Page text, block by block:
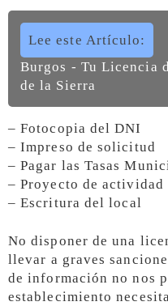
Lee este Artículo:
Burgos - Tu Licencia
de la Sierra
– Fotocopia del DNI
– Impreso de solicitud
– Pagar las Tasas
– Proyecto de actividad
– Escritura del local
No disponer de una
llevar a graves
de información no nos
establecimiento